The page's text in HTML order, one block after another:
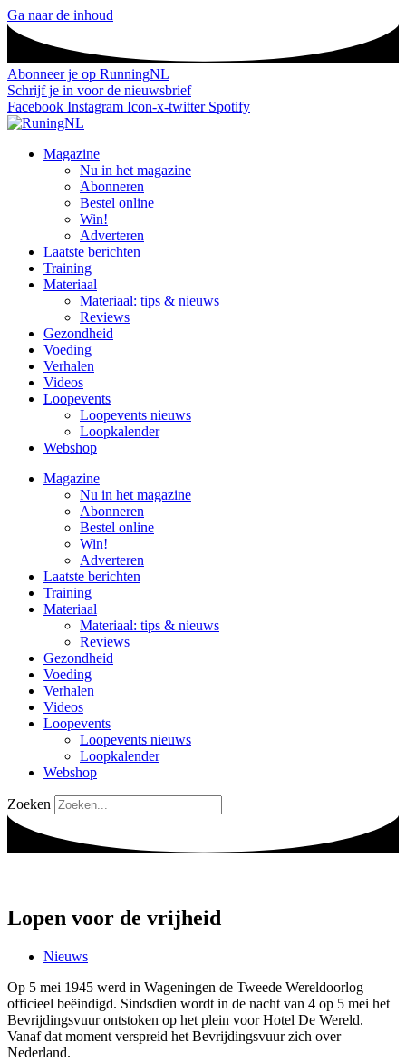
Ga naar de inhoud
Abonneer je op RunningNL
Schrijf je in voor de nieuwsbrief
Facebook Instagram Icon-x-twitter Spotify
Magazine
Nu in het magazine
Abonneren
Bestel online
Win!
Adverteren
Laatste berichten
Training
Materiaal
Materiaal: tips & nieuws
Reviews
Gezondheid
Voeding
Verhalen
Videos
Loopevents
Loopevents nieuws
Loopkalender
Webshop
Magazine
Nu in het magazine
Abonneren
Bestel online
Win!
Adverteren
Laatste berichten
Training
Materiaal
Materiaal: tips & nieuws
Reviews
Gezondheid
Voeding
Verhalen
Videos
Loopevents
Loopevents nieuws
Loopkalender
Webshop
Zoeken
Lopen voor de vrijheid
Nieuws
Op 5 mei 1945 werd in Wageningen de Tweede Wereldoorlog
officieel beëindigd. Sindsdien wordt in de nacht van 4 op 5 mei het
Bevrijdingsvuur ontstoken op het plein voor Hotel De Wereld.
Vanaf dat moment verspreid het Bevrijdingsvuur zich over
Nederland.